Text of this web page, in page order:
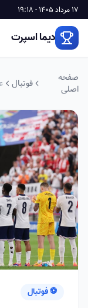
17 مرداد 1405 - 19:18
دیما اسپرت
صفحه
اصلی
فوتبال
⚽ فوتبال